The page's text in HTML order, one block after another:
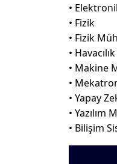
•
• Fizik
• Fizik
•
• Makine
•
• Yapay
• Yazılım
• Bilişim